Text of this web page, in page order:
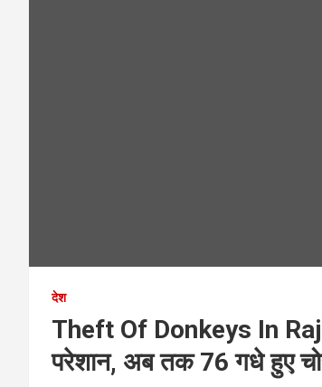
देश
Theft Of Donkeys In
परेशान, अब तक 76 गधे हुए